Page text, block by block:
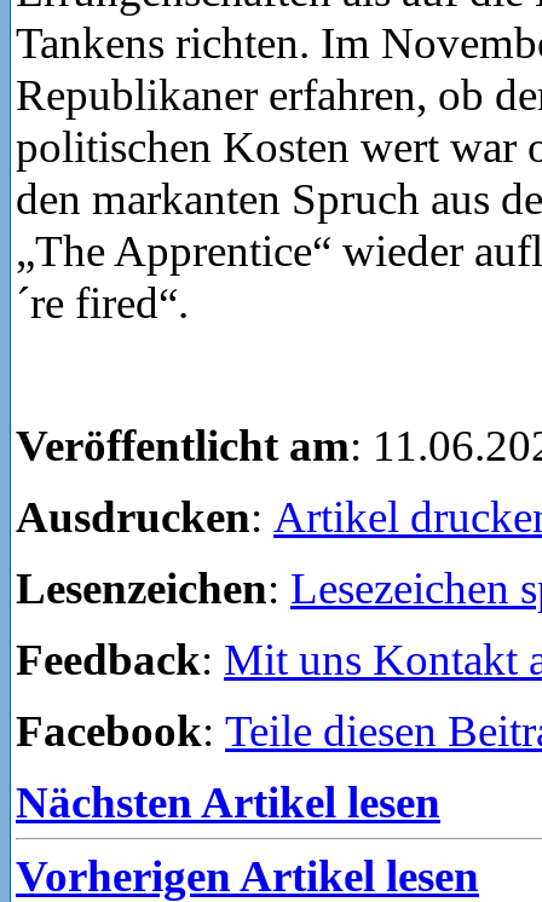
Tankens richten. Im
Republikaner erfahren, ob
politischen Kosten wert war
den markanten Spruch aus
„The Apprentice“ wieder
´re fired“.
Veröffentlicht am:
Ausdrucken: Artikel
Lesenzeichen: Lesezeichen
Feedback: Mit uns Kontakt
Facebook: Teile diesen
Nächsten Artikel lesen
Vorherigen Artikel lesen